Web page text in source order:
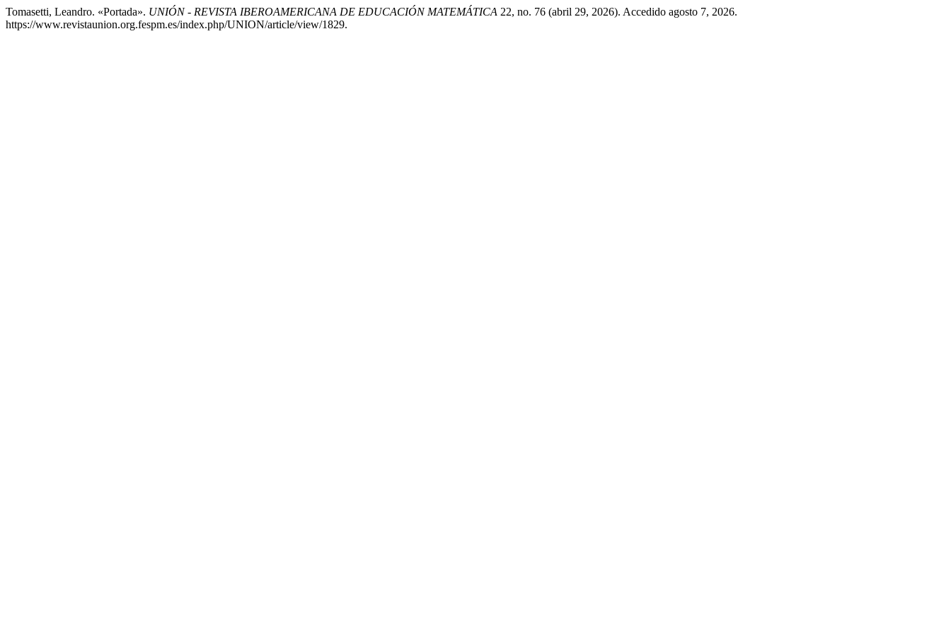
Tomasetti, Leandro. «Portada». UNIÓN - REVISTA IBEROAMERICANA DE EDUCACIÓN MATEMÁTICA 22, no. 76 (abril 29, 2026). Accedido agosto 7, 2026.
https://www.revistaunion.org.fespm.es/index.php/UNION/article/view/1829.